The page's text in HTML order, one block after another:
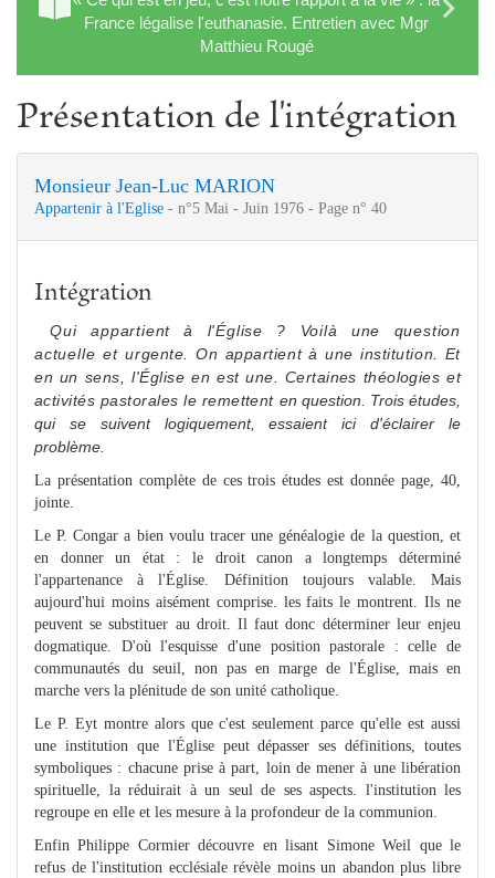
France légalise l'euthanasie. Entretien avec Mgr
Matthieu Rougé
Présentation de l'intégration
Monsieur Jean-Luc MARION
Appartenir à l'Eglise - n°5 Mai - Juin 1976 - Page n° 40
Intégration
Qui appartient à l'Église ? Voilà une question
actuelle et ur­gente. On appartient à une institution. Et
en un sens, l'Église enest une. Certaines théologies et
activités pastorales le remettent en question. Trois études,
qui se suivent logiquement, essaient ici d'éclairer le
problème
La présentation complète de ces trois études est donnée page, 40,
jointe.
Le P. Congar a bien voulu tracer une généalogie de la question, et
en donner un état : le droit canon a longtemps déterminé
l'appartenance à l'Église. Définition toujours valable. Mais
aujourd'hui moins aisément comprise. les faits le montrent. Ils ne
peuvent se substituer au droit. Il faut donc déterminer leur enjeu
dogmatique. D'où l'esquisse d'une position pastorale : celle de
communautés du seuil, non pas en marge de l'Église, mais en
marche vers la plénitude de son unité catholique.
Le P. Eyt montre alors que c'est seulement parce qu'elle est aussi
une institution que l'Église peut dépasser ses définitions, toutes
symboliques : chacune prise à part, loin de mener à une libération
spirituelle, la réduirait à un seul de ses aspects. l'institution les
regroupe en elle et les mesure à la profondeur de la communion.
Enfin Philippe Cormier découvre en lisant Simone Weil que le
refus de l'institution ecclésiale révèle moins un abandon plus libre